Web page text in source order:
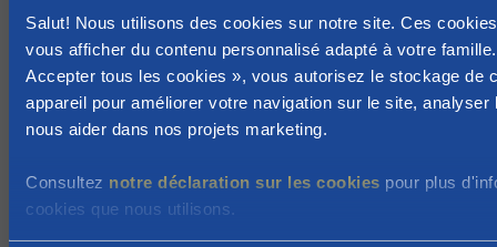
Salut! Nous utilisons des cookies sur notre site. Ces
vous afficher du contenu personnalisé adapté à votre
Accepter tous les cookies », vous autorisez le stockage de
appareil pour améliorer votre navigation sur le site, analyser
nous aider dans nos projets marketing.
Consultez notre déclaration sur les cookies pour plus
cookies que nous utilisons.
i
s
o
n
d